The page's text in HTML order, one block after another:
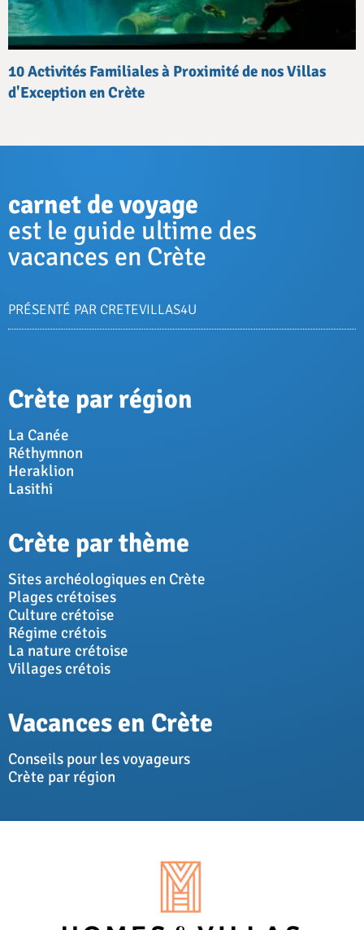
10 Activités Familiales à Proximité de nos Villas
d'Exception en Crète
carnet de voyage
est le guide ultime des
vacances en Crète
PRÉSENTÉ PAR CRETEVILLAS4U
Crète par région
La Canée
Réthymnon
Heraklion
Lasithi
Crète par thème
Sites archéologiques en Crète
Plages crétoises
Culture crétoise
Régime crétois
La nature crétoise
Villages crétois
Vacances en Crète
Conseils pour les voyageurs
Crète par région